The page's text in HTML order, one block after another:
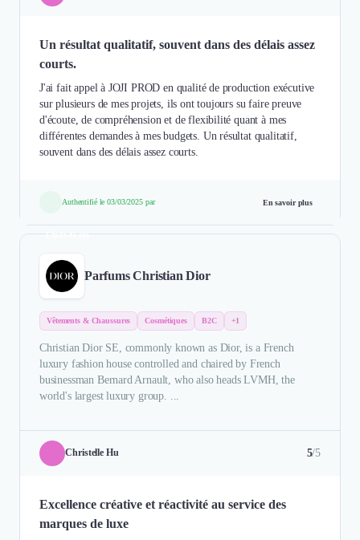
Un résultat qualitatif, souvent dans des délais assez
courts.
J'ai fait appel à JOJI PROD en qualité de production exécutive
sur plusieurs de mes projets, ils ont toujours su faire preuve
d'écoute, de compréhension et de flexibilité quant à mes
différentes demandes à mes budgets. Un résultat qualitatif,
souvent dans des délais assez courts.
Authentifié le 03/03/2025 par En savoir plus
Étude de cas
Parfums Christian Dior
Vêtements & Chaussures Cosmétiques B2C +1
Christian Dior SE, commonly known as Dior, is a French
luxury fashion house controlled and chaired by French
businessman Bernard Arnault, who also heads LVMH, the
world's largest luxury group. ...
Christelle Hu 5/5
Excellence créative et réactivité au service des
marques de luxe